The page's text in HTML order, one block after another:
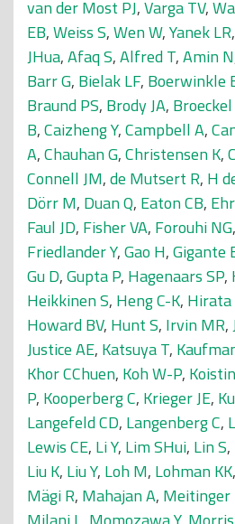
van der Most PJ,Varga TV,
EB,Weiss S,Wen W,Yanek LR,
JHua,Afaq S,Alfred T,Amin N
Barr G, Bielak LF, Boerwinkle
Braund PS, Brody JA,
B,Caizheng Y,Campbell A,
A,Chauhan G,Christensen K,
Connell JM,de Mutsert R, H
Dörr M, Duan Q, Eaton CB,
Faul JD, Fisher VA, Forouhi NG,
Friedlander Y,Gao H,Gigante
Gu D,Gupta P, Hagenaars SP,
Heikkinen S, Heng C-K,
Howard BV, Hunt S, Irvin MR,
Justice AE, Katsuya T,
Khor CChuen, Koh W-P,
P, Kooperberg C, Krieger JE,
Langefeld CD, Langenberg C,
Lewis CE, Li Y, Lim SHui, Lin S,
Liu K, Liu Y, Loh M, Lohman KK,
Mägi R, Mahajan A, Meitinger